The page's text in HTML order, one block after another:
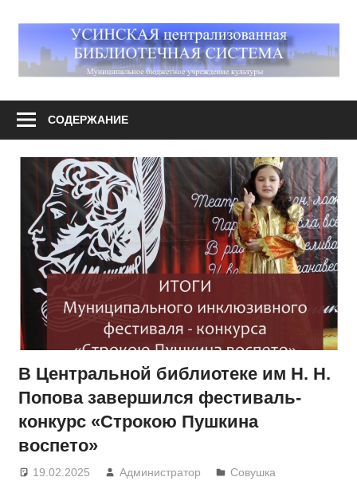
содержимому
централизованная
система
СОДЕРЖАНИЕ
В Центральной библиотеке им Н. Н.
Попова завершился фестиваль-
конкурс «Строкою Пушкина
воспето»
19.02.2025 Администратор Совушка